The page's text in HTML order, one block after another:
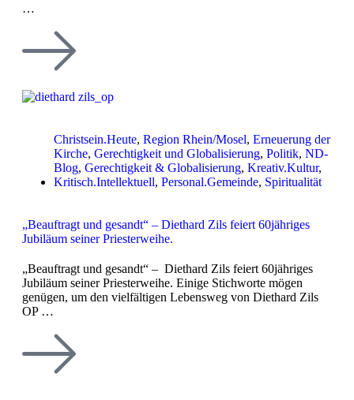
…
Christsein.Heute, Region Rhein/Mosel, Erneuerung der
Kirche, Gerechtigkeit und Globalisierung, Politik, ND-
Blog, Gerechtigkeit & Globalisierung, Kreativ.Kultur,
Kritisch.Intellektuell, Personal.Gemeinde, Spiritualität
„Beauftragt und gesandt“ – Diethard Zils feiert 60jähriges
Jubiläum seiner Priesterweihe.
„Beauftragt und gesandt“ – Diethard Zils feiert 60jähriges
Jubiläum seiner Priesterweihe. Einige Stichworte mögen
genügen, um den vielfältigen Lebensweg von Diethard Zils
OP …